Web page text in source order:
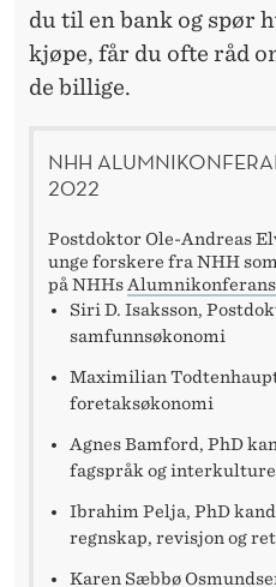
du til en bank og spør
kjøpe, får du ofte råd
de billige.
NHH
2022
Postdoktor Ole-Andreas
unge forskere fra NHH
på NHHs
Siri D. Isaksson,
samfunnsøkonomi
Maximilian
foretaksøkonomi
Agnes Bamford, PhD
fagspråk og
Ibrahim Pelja, PhD
regnskap, revisjon og
Karen Sæbbø